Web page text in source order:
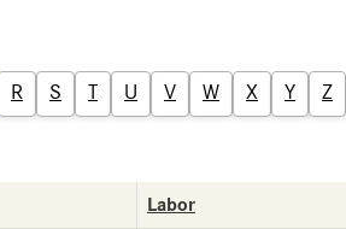
R S T U V W X Y Z
Labor